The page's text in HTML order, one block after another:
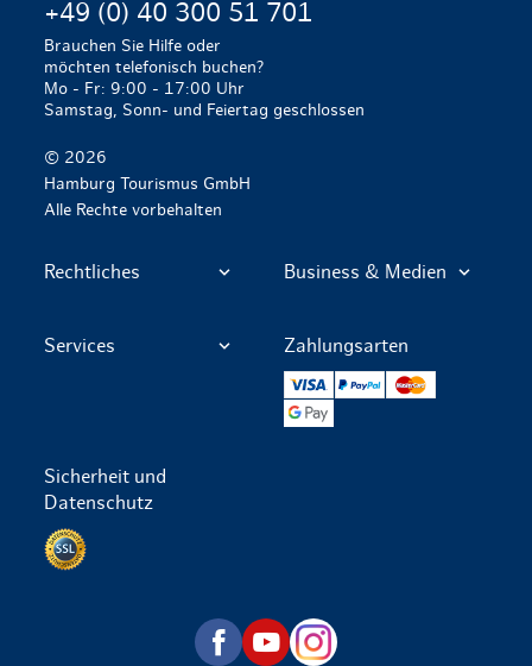
+49 (0) 40 300 51 701
Brauchen Sie Hilfe oder
möchten telefonisch buchen?
Mo - Fr: 9:00 - 17:00 Uhr
Samstag, Sonn- und Feiertag geschlossen
© 2026
Hamburg Tourismus GmbH
Alle Rechte vorbehalten
Rechtliches Business & Medien
Services Zahlungsarten
VISA PayPal
Sicherheit und
Datenschutz